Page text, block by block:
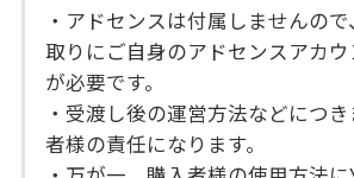
・アドセンスは付属しませんの
取りにご自身のアドセンスアカ
が必要です。
・受渡し後の運営方法などにつ
者様の責任になります。